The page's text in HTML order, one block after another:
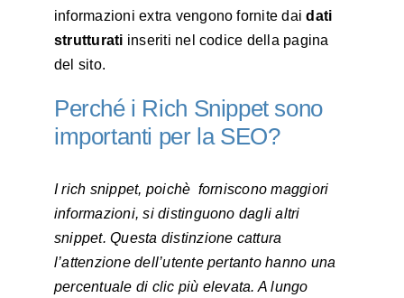
informazioni extra vengono fornite daidati
strutturati inseriti nel codice della pagina
del sito.
Perché i Rich Snippet sono
importanti per la SEO?
I rich snippet, poichè forniscono maggiori
informazioni, si distinguono dagli altri
snippet. Questa distinzione cattura
l’attenzione dell’utente pertanto hanno una
percentuale di clic più elevata. A lungo